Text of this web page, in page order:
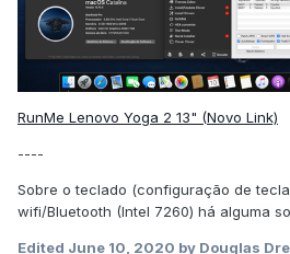
RunMe Lenovo Yoga 2 13" (Novo Link)
----
Sobre o teclado (configuração de
wifi/Bluetooth (Intel 7260) há alguma
Edited June 10, 2020 by Douglas